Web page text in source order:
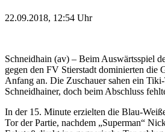
22.09.2018, 12:54 Uhr
Schneidhain (av) – Beim Auswärtsspiel
gegen den FV Stierstadt dominierten die
Anfang an. Die Zuschauer sahen ein
Schneidhainer, doch beim Abschluss
In der 15. Minute erzielten die Blau-
Tor der Partie, nachdem „Superman“